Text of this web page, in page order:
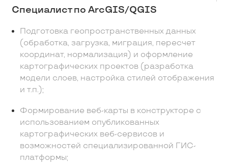
Специалист по ArcGIS/QGIS
Подготовка геопространственных данных
(обработка, загрузка, миграция, пересчет
координат, нормализация) и оформление
картографических проектов (разработка
модели слоев, настройка стилей отображения
и т.п.);
Формирование веб-карты в конструкторе с
использованием опубликованных
картографических веб-сервисов и
возможностей специализированной ГИС-
платформы;